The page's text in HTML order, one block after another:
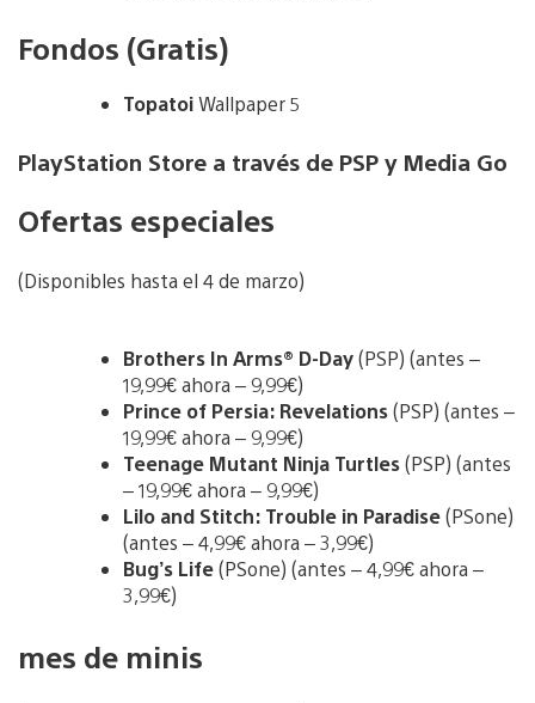
Fondos (Gratis)
TopatoiWallpaper 5
PlayStation Store a través de PSP y Media Go
Ofertas especiales
(Disponibles hasta el 4 de marzo)
Brothers In Arms® D-Day(PSP) (antes –
19,99€ ahora – 9,99€)
Prince of Persia: Revelations(PSP) (antes –
19,99€ ahora – 9,99€)
Teenage Mutant Ninja Turtles(PSP) (antes
– 19,99€ ahora – 9,99€)
Lilo and Stitch: Trouble in Paradise(PSone)
(antes – 4,99€ ahora – 3,99€)
Bug’s Life(PSone) (antes – 4,99€ ahora –
3,99€)
mes de minis